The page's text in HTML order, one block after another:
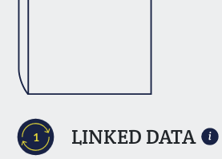
1 LINKED DATA